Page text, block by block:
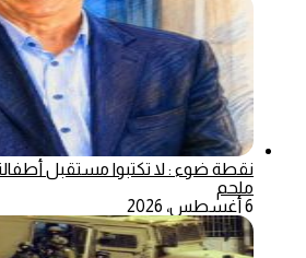
نقطة ضوء : لا تكتبوا مستقبل
ملحم
6 أغسطس، 2026